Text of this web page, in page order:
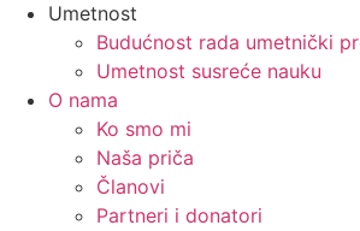
Umetnost
Budućnost rada umetnički
Umetnost susreće nauku
O nama
Ko smo mi
Naša priča
Članovi
Partneri i donatori